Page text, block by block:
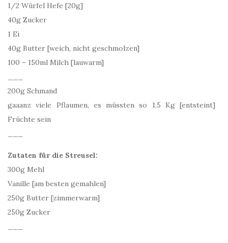
1/2 Würfel Hefe [20g]
40g Zucker
1 Ei
40g Butter [weich, nicht geschmolzen]
100 – 150ml Milch [lauwarm]
200g Schmand
gaaanz viele Pflaumen, es müssten so 1,5 Kg [entsteint]
Früchte sein
Zutaten für die Streusel:
300g Mehl
Vanille [am besten gemahlen]
250g Butter [zimmerwarm]
250g Zucker